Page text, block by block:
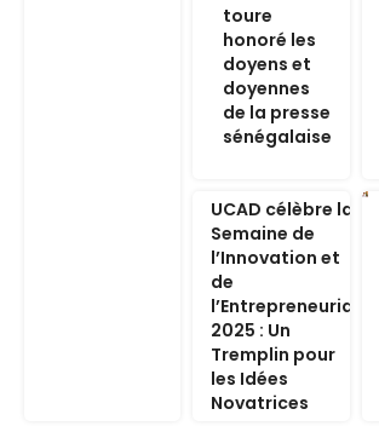
toure
honoré les
doyens et
doyennes
de la presse
sénégalaise
UCAD célèbre la
Semaine de
l’Innovation et
de
l’Entrepreneuriat
2025 : Un
Tremplin pour
les Idées
Novatrices